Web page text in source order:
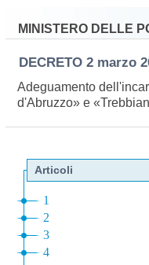
MINISTERO DELLE
DECRETO 2 marzo
Adeguamento
d'Abruzzo» e